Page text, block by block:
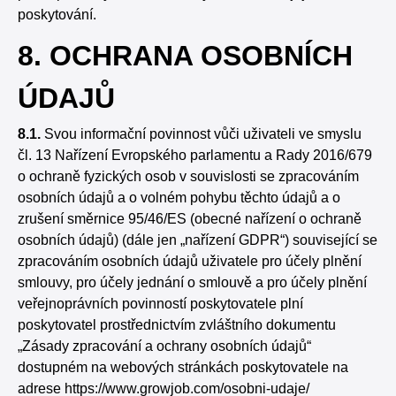
poskytování.
8. OCHRANA OSOBNÍCH
ÚDAJŮ
8.1. Svou informační povinnost vůči uživateli ve smyslu
čl. 13 Nařízení Evropského parlamentu a Rady 2016/679
o ochraně fyzických osob v souvislosti se zpracováním
osobních údajů a o volném pohybu těchto údajů a o
zrušení směrnice 95/46/ES (obecné nařízení o ochraně
osobních údajů) (dále jen „nařízení GDPR“) související se
zpracováním osobních údajů uživatele pro účely plnění
smlouvy, pro účely jednání o smlouvě a pro účely plnění
veřejnoprávních povinností poskytovatele plní
poskytovatel prostřednictvím zvláštního dokumentu
„Zásady zpracování a ochrany osobních údajů“
dostupném na webových stránkách poskytovatele na
adrese https://www.growjob.com/osobni-udaje/